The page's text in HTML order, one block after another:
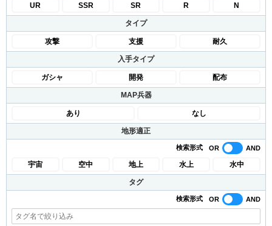
UR SSR SR R N
タイプ
攻撃 支援 耐久
入手タイプ
ガシャ 開発 配布
MAP兵器
あり なし
地形適正
検索形式
宇宙 空中 地上 水上 水中
タグ
検索形式